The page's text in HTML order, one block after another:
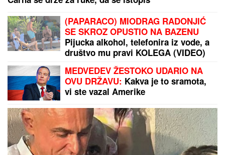
(PAPARACO) MIODRAG RADONJIĆ
SE SKROZ OPUSTIO NA BAZENU
Pijucka alkohol, telefonira iz vode, a
društvo mu pravi KOLEGA (VIDEO)
MEDVEDEV ŽESTOKO UDARIO NA
OVU DRŽAVU: Kakva je to sramota,
vi ste vazal Amerike